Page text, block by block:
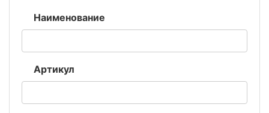
Наименование
Артикул